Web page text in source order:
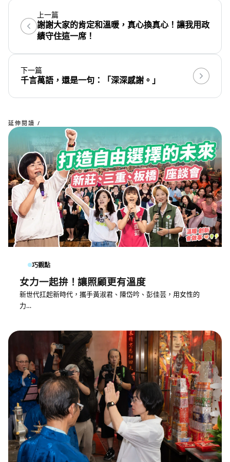
上一篇
謝謝大家的肯定和溫暖，真心換真心！讓我用政
績守住這一席！
下一篇
千言萬語，還是一句：「深深感謝。」
延伸閱讀 /
巧觀點
女力一起拚！讓照顧更有溫度
新世代扛起新時代，攜手黃淑君、陳岱吟、彭佳芸，用女性的
力…